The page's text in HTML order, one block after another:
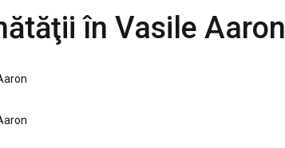
în Vasile Aaron